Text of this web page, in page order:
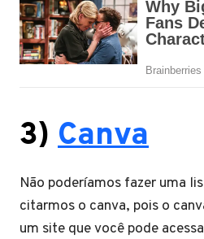
3) Canva
Não poderíamos fazer uma
citarmos o canva, pois o
um site que você pode